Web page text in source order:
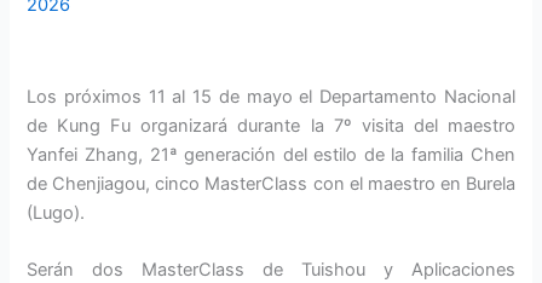
2026
Los próximos 11 al 15 de mayo el Departamento Nacional
de Kung Fu organizará durante la 7º visita del maestro
Yanfei Zhang, 21ª generación del estilo de la familia Chen
de Chenjiagou, cinco MasterClass con el maestro en Burela
(Lugo).
Serán dos MasterClass de Tuishou y Aplicaciones